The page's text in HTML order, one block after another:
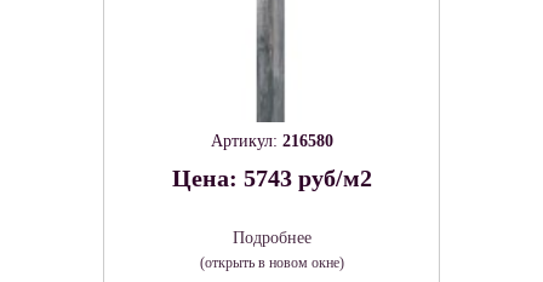
Артикул: 216580
Цена: 5743 руб/м2
Подробнее
(открыть в новом окне)